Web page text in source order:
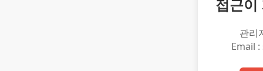
접근이
관리
Email